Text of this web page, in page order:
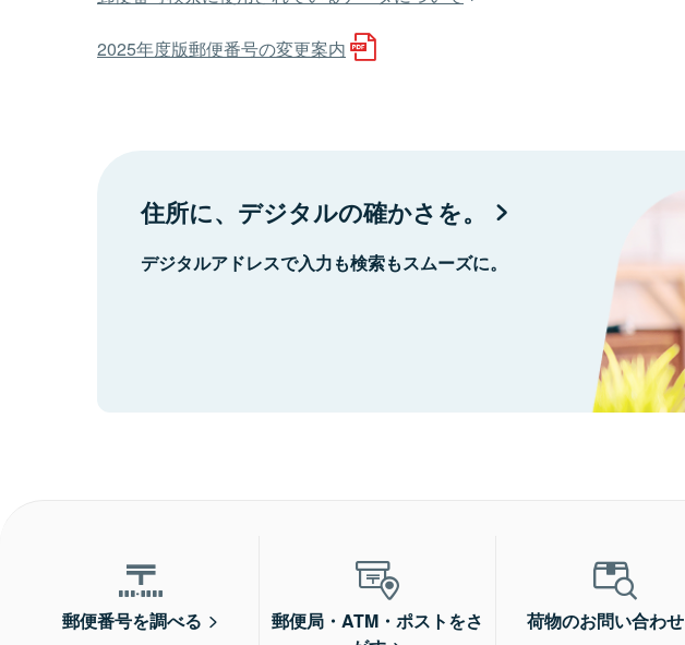
2025年度版郵便番号の変更案内
住所に、デジタルの確かさを。
デジタルアドレスで入力も検索もスムーズに。
郵便番号を調べる
郵便局・ATM・ポストをさ
荷物のお問い合わせ